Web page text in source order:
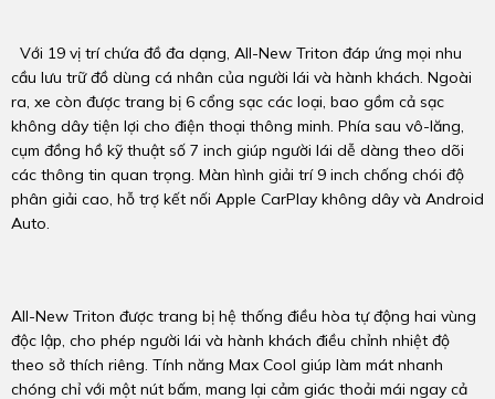
Với 19 vị trí chứa đồ đa dạng, All-New Triton đáp ứng mọi nhu
cầu lưu trữ đồ dùng cá nhân của người lái và hành khách. Ngoài
ra, xe còn được trang bị 6 cổng sạc các loại, bao gồm cả sạc
không dây tiện lợi cho điện thoại thông minh. Phía sau vô-lăng,
cụm đồng hồ kỹ thuật số 7 inch giúp người lái dễ dàng theo dõi
các thông tin quan trọng. Màn hình giải trí 9 inch chống chói độ
phân giải cao, hỗ trợ kết nối Apple CarPlay không dây và Android
Auto.
All-New Triton được trang bị hệ thống điều hòa tự động hai vùng
độc lập, cho phép người lái và hành khách điều chỉnh nhiệt độ
theo sở thích riêng. Tính năng Max Cool giúp làm mát nhanh
chóng chỉ với một nút bấm, mang lại cảm giác thoải mái ngay cả